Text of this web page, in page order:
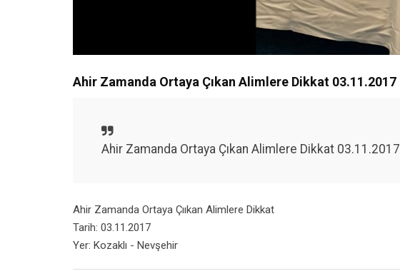
Ahir Zamanda Ortaya Çıkan Alimlere Dikkat 03.11.2017
Ahir Zamanda Ortaya Çıkan Alimlere Dikkat 03.11.2017
Ahir Zamanda Ortaya Çııkan Alimlere Dikkat
Tarih: 03.11.2017
Yer: Kozaklı - Nevşehir